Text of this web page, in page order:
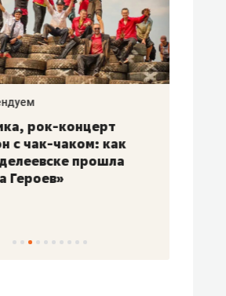
рок-концерт
с чак-чаком: как
прошла
Героев»